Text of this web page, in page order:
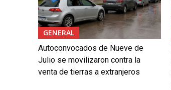
GENERAL
Autoconvocados de Nueve de
Julio se movilizaron contra la
venta de tierras a extranjeros